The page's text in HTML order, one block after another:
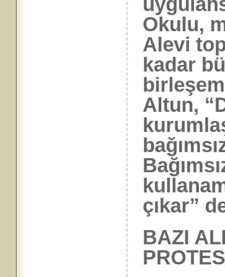
Okulu,
Alevi
kadar
Altun,
çıkar”
BAZI